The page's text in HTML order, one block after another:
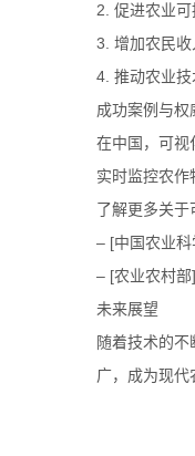
2. 促进农业
3. 增加农民收
4. 推动农业技
成功案例与权
在中国，可视
实时监控农作
了解更多关于
– [中国农业
– [农业农村
未来展望
随着技术的
广，成为现代